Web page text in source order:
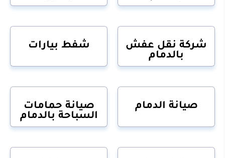
شركة نقل عفش
بالدمام
شفط بيارات
صيانة الدمام
صيانة حمامات
السباحة بالدمام